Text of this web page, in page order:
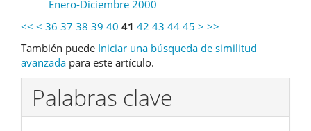
Enero-Diciembre 2000
<< < 36 37 38 39 40 41 42 43 44 45 > >>
También puede Iniciar una búsqueda de similitud
avanzada para este artículo.
Palabras clave